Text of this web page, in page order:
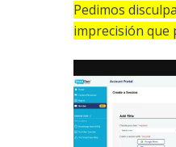
Pedimos
imprecisión que